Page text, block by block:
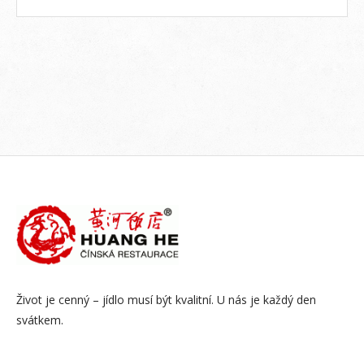
Život je cenný – jídlo musí být kvalitní. U nás je každý den
svátkem.